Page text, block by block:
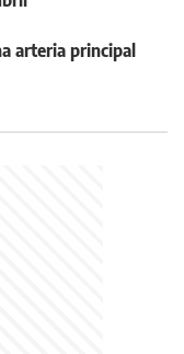
arteria principal